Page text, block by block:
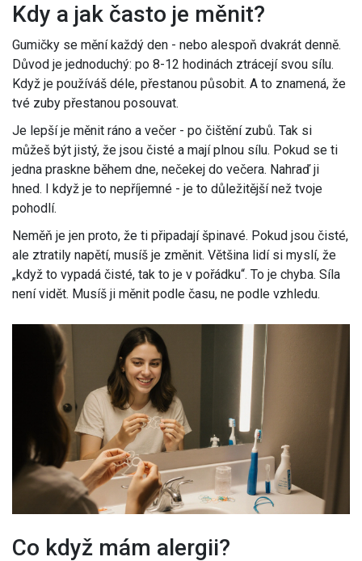
Kdy a jak často je měnit?
Gumičky se mění každý den - nebo alespoň dvakrát denně.
Důvod je jednoduchý: po 8-12 hodinách ztrácejí svou sílu.
Když je používáš déle, přestanou působit. A to znamená, že
tvé zuby přestanou posouvat.
Je lepší je měnit ráno a večer - po čištění zubů. Tak si
můžeš být jistý, že jsou čisté a mají plnou sílu. Pokud se ti
jedna praskne během dne, nečekej do večera. Nahraď ji
hned. I když je to nepříjemné - je to důležitější než tvoje
pohodlí.
Neměň je jen proto, že ti připadají špinavé. Pokud jsou čisté,
ale ztratily napětí, musíš je změnit. Většina lidí si myslí, že
„když to vypadá čisté, tak to je v pořádku“. To je chyba. Síla
není vidět. Musíš ji měnit podle času, ne podle vzhledu.
Co když mám alergii?